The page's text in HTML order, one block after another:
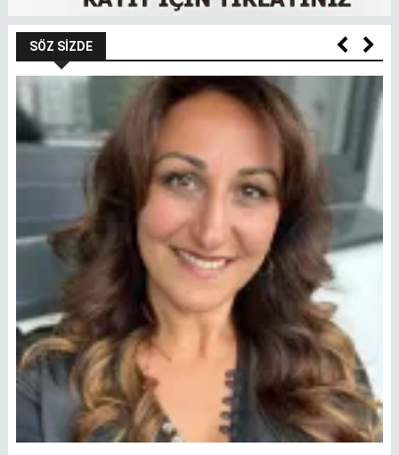
SÖZ SIZDE